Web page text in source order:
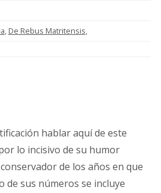
, De Rebus Matritensis,
hablar aquí de este
lo incisivo de su humor
de los años en que
de sus números se incluye